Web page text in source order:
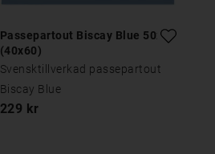
Passepartout Biscay Blue 50x70
(40x60)
Svensktillverkad passepartout
Biscay Blue
229 kr